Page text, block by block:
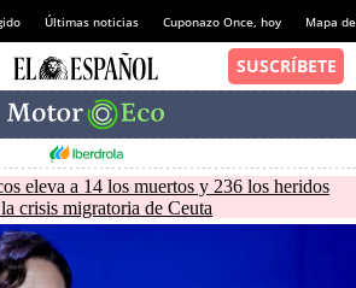
Últimas noticias Cuponazo Once, hoy Mapa
eleva a 14 los muertos y 236 los heridos
crisis migratoria de Ceuta